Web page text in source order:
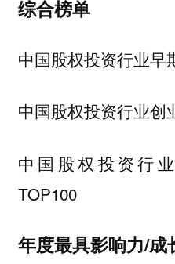
综合榜单
中国股权投资行业早
中国股权投资行业创
中国股权投资行
TOP100
年度最具影响力/成